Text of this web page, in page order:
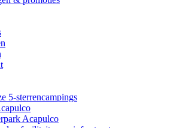
5-sterrencampings
Acapulco